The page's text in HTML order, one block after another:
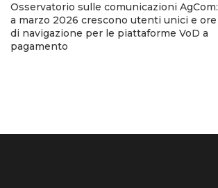
Osservatorio sulle comunicazioni AgCom:
a marzo 2026 crescono utenti unici e ore
di navigazione per le piattaforme VoD a
pagamento